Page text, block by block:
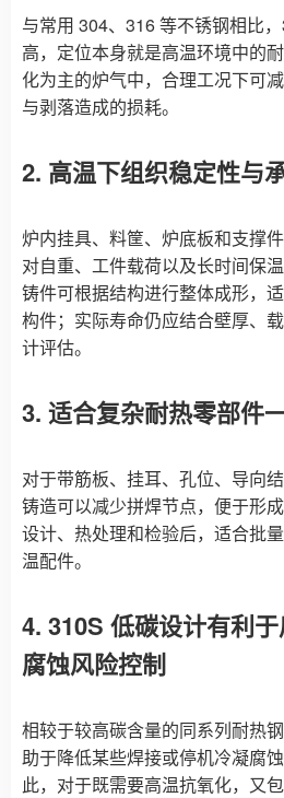
与常用 304、316 等不锈钢相比
高，定位本身就是高温环境中的
化为主的炉气中，合理工况下可
与剥落造成的损耗。
2. 高温下组织稳定性与
炉内挂具、料筐、炉底板和支撑
对自重、工件载荷以及长时间保
铸件可根据结构进行整体成形，
构件；实际寿命仍应结合壁厚、
计评估。
3. 适合复杂耐热零部件
对于带筋板、挂耳、孔位、导向
铸造可以减少拼焊节点，便于形
设计、热处理和检验后，适合批
温配件。
4. 310S 低碳设计有利
腐蚀风险控制
相较于较高碳含量的同系列耐热
助于降低某些焊接或停机冷凝腐
此，对于既需要高温抗氧化，又